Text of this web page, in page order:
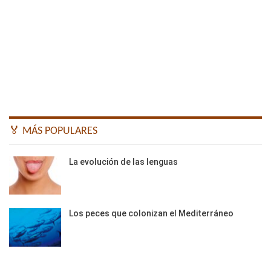
🏅 MÁS POPULARES
La evolución de las lenguas
Los peces que colonizan el Mediterráneo